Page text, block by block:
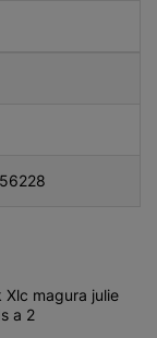
Xlc magura julie
a 2